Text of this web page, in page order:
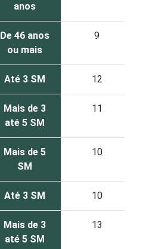
anos
De 46 anos
ou mais
9
Até 3 SM 12
Mais de 3
até 5 SM
11
Mais de 5
SM
10
Até 3 SM 10
Mais de 3
até 5 SM
13